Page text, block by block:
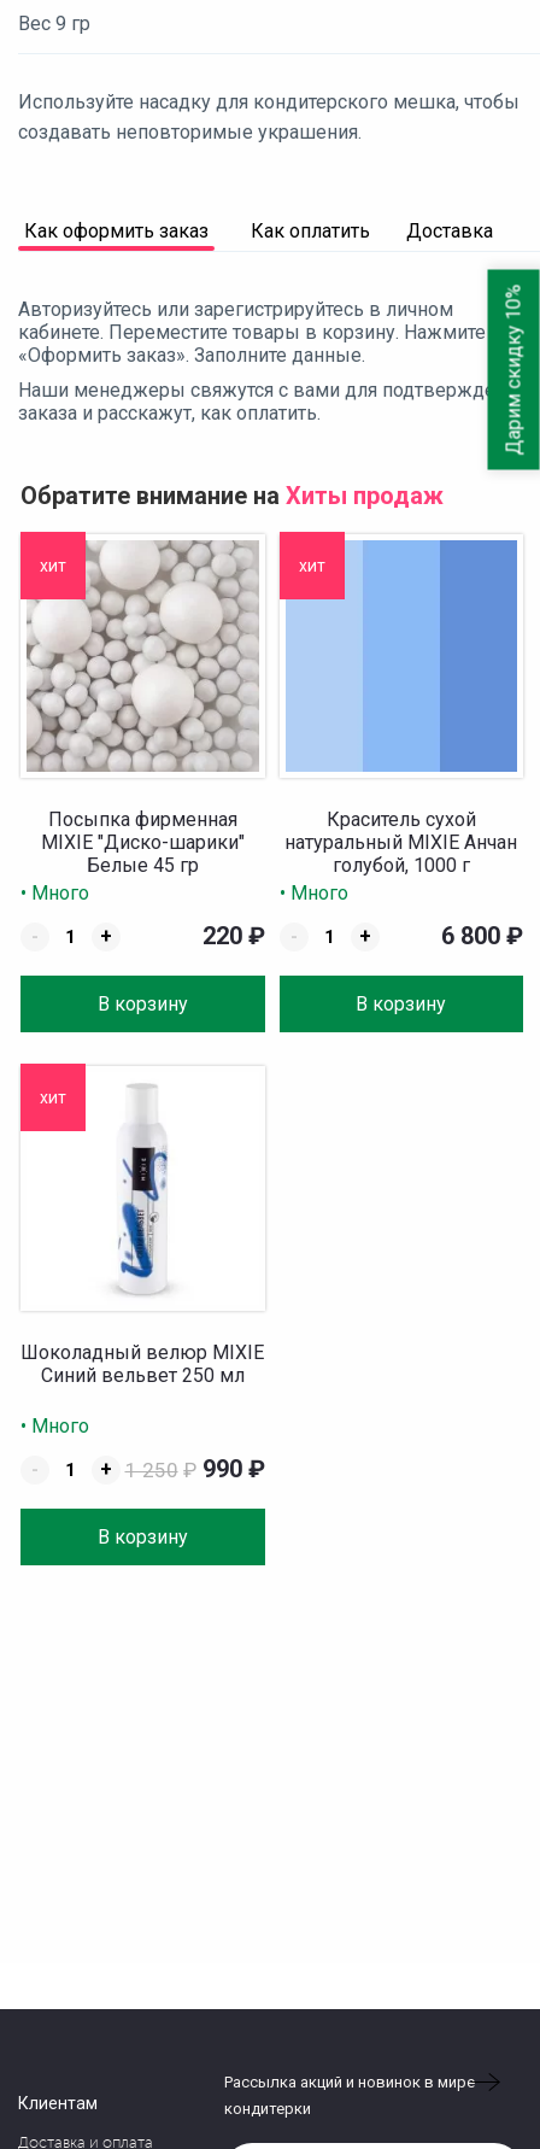
Вес 9 гр
Используйте насадку для кондитерского мешка, чтобы
создавать неповторимые украшения.
Как оформить заказ Как оплатить Доставка
Авторизуйтесь или зарегистрируйтесь в личном
кабинете. Переместите товары в корзину. Нажмите
«Оформить заказ». Заполните данные.
Наши менеджеры свяжутся с вами для подтверждения
заказа и расскажут, как оплатить.
Обратите внимание на Хиты продаж
хит
Посыпка фирменная
MIXIE "Диско-шарики"
Белые 45 гр
• Много
-
+
В корзину
220 ₽
хит
Краситель сухой
натуральный MIXIE Анчан
голубой, 1000 г
• Много
-
+
В корзину
6 800 ₽
хит
Шоколадный велюр MIXIE
Синий вельвет 250 мл
• Много
-
+
В корзину
1 250 ₽ 990 ₽
Клиентам
Доставка и оплата
Рассылка акций и новинок в мире
кондитерки
Дарим скидку 10%